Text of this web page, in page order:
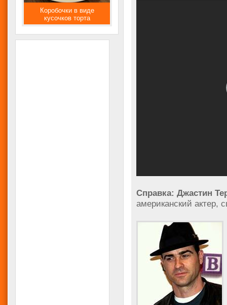
Справка: Джастин
американский актер,
Коробочки в виде
кусочков торта